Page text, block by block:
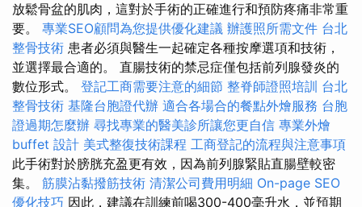
放鬆骨盆的肌肉，這對於手術的正確進行和預防疼痛非常重
要。 專業SEO顧問為您提供優化建議 辦護照所需文件 台北
整骨技術 患者必須與醫生一起確定各種按摩選項和技術，
並選擇最合適的。 直腸技術的禁忌症僅包括前列腺發炎的
數位形式。 登記工商需要注意的細節 整脊師證照培訓 台北
整骨技術 基隆台胞證代辦 適合各場合的餐點外燴服務 台胞
證過期怎麼辦 尋找專業的醫美診所讓您更自信 專業外燴
buffet 設計 美式整復技術課程 工商登記的流程與注意事項
此手術對於膀胱充盈更有效，因為前列腺緊貼直腸壁較密
集。 筋膜沾黏撥筋技術 清潔公司費用明細 On-page SEO
優化技巧 因此，建議在訓練前喝300-400毫升水，並預期